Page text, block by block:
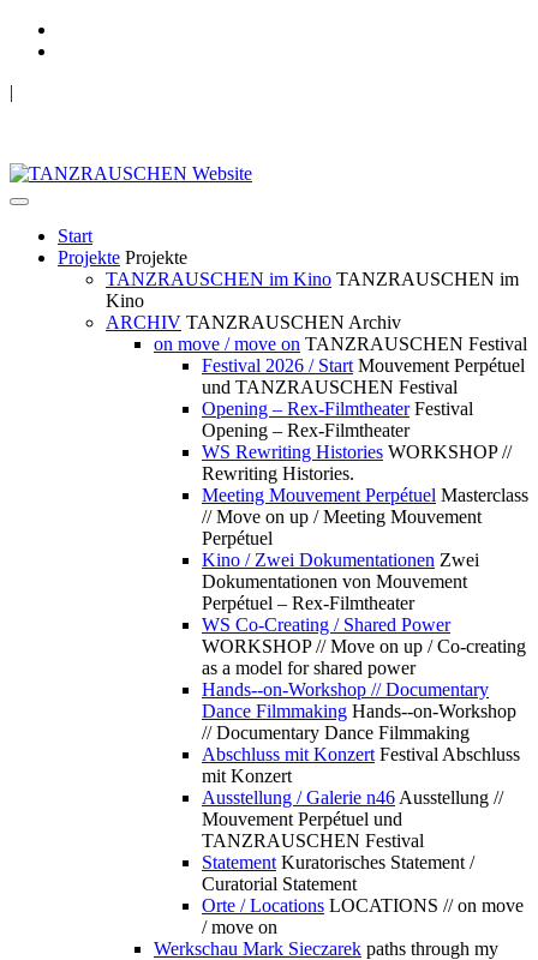
|
Start
Projekte Projekte
TANZRAUSCHEN im Kino TANZRAUSCHEN im
Kino
ARCHIV TANZRAUSCHEN Archiv
on move / move on TANZRAUSCHEN Festival
Festival 2026 / Start Mouvement Perpétuel
und TANZRAUSCHEN Festival
Opening – Rex-Filmtheater Festival
Opening – Rex-Filmtheater
WS Rewriting Histories WORKSHOP //
Rewriting Histories.
Meeting Mouvement Perpétuel Masterclass
// Move on up / Meeting Mouvement
Perpétuel
Kino / Zwei Dokumentationen Zwei
Dokumentationen von Mouvement
Perpétuel – Rex-Filmtheater
WS Co-Creating / Shared Power
WORKSHOP // Move on up / Co-creating
as a model for shared power
Hands--on-Workshop // Documentary
Dance Filmmaking Hands--on-Workshop
// Documentary Dance Filmmaking
Abschluss mit Konzert Festival Abschluss
mit Konzert
Ausstellung / Galerie n46 Ausstellung //
Mouvement Perpétuel und
TANZRAUSCHEN Festival
Statement Kuratorisches Statement /
Curatorial Statement
Orte / Locations LOCATIONS // on move
/ move on
Werkschau Mark Sieczarek paths through my